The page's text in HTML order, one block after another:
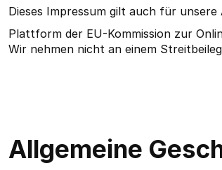
Dieses Impressum gilt auch für
Plattform der EU-Kommission zur
Wir nehmen nicht an einem
Allgemeine